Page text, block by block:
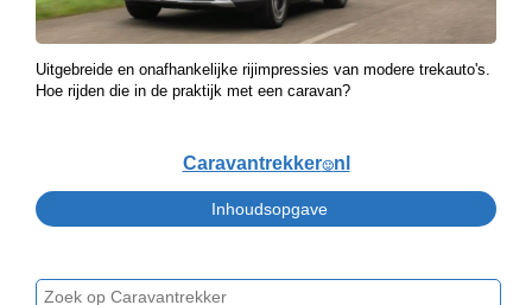
Uitgebreide en onafhankelijke rijimpressies van modere trekauto's.
Hoe rijden die in de praktijk met een caravan?
Caravantrekker🙂nl